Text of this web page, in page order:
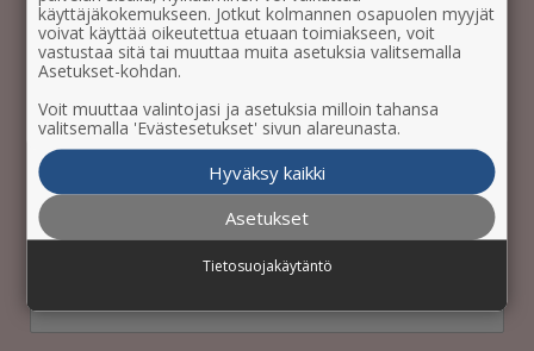
Nimi
Yritys
*
käyttäjäkokemukseen. Jotkut kolmannen osapuolen myyjät
voivat käyttää oikeutettua etuaan toimiakseen, voit
vastustaa sitä tai muuttaa muita asetuksia valitsemalla
Asetukset-kohdan.
Voit muuttaa valintojasi ja asetuksia milloin tahansa
valitsemalla 'Evästesetukset' sivun alareunasta.
Hyväksy kaikki
Asetukset
Tietosuojakäytäntö